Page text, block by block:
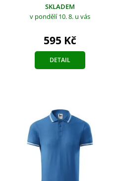
SKLADEM
v pondělí 10. 8. u vás
595 Kč
DETAIL